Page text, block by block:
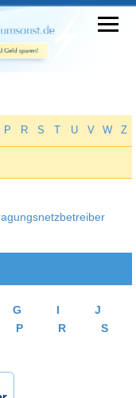
P R S T U V W Z
G I
J
P R
S